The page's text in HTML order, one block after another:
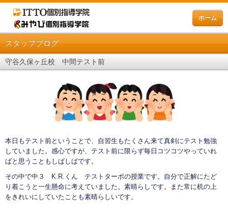
ホーム
スタッフブログ
守谷久保ヶ丘校 中間テスト前
本日もテスト前ということで、自習生もたくさん来て真剣にテスト勉強
していました。感心ですが、テスト前に限らず毎日コツコツやっていれ
ばと思うこともしばしばです。
その中で中３ K.R.くん テストターボの授業です。自分で正解にたど
り着こうと一生懸命に考えていました。素晴らしです。また常に机の上
をきれいにしていたことも素晴らしいです。